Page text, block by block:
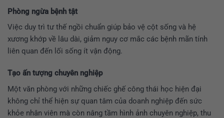
Phòng ngừa bệnh tật
Việc duy trì tư thế ngồi chuẩn giúp bảo vệ cột sống và hệ
xương khớp về lâu dài, giảm nguy cơ mắc các bệnh mãn tính
liên quan đến lối sống ít vận động.
Tạo ấn tượng chuyên nghiệp
Một văn phòng với những chiếc ghế công thái học hiện đại
không chỉ thể hiện sự quan tâm của doanh nghiệp đến sức
khỏe nhân viên mà còn nâng tầm hình ảnh chuyên nghiệp, thu